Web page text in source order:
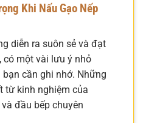
Khi Nấu Gạo Nếp
diễn ra suôn sẻ và đạt
có một vài lưu ý nhỏ
cần ghi nhớ. Những
từ kinh nghiệm của
đầu bếp chuyên